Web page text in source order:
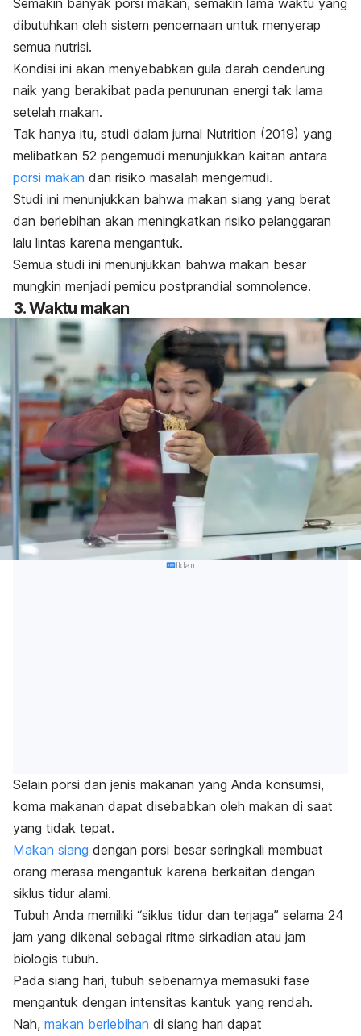
Semakin banyak porsi makan, semakin lama waktu yang
dibutuhkan oleh sistem pencernaan untuk menyerap
semua nutrisi.
Kondisi ini akan menyebabkan gula darah cenderung
naik yang berakibat pada penurunan energi tak lama
setelah makan.
Tak hanya itu, studi dalam jurnal Nutrition (2019) yang
melibatkan 52 pengemudi menunjukkan kaitan antara
porsi makan dan risiko masalah mengemudi.
Studi ini menunjukkan bahwa makan siang yang berat
dan berlebihan akan meningkatkan risiko pelanggaran
lalu lintas karena mengantuk.
Semua studi ini menunjukkan bahwa makan besar
mungkin menjadi pemicu postprandial somnolence.
3. Waktu makan
Iklan
Selain porsi dan jenis makanan yang Anda konsumsi,
koma makanan dapat disebabkan oleh makan di saat
yang tidak tepat.
Makan siang dengan porsi besar seringkali membuat
orang merasa mengantuk karena berkaitan dengan
siklus tidur alami.
Tubuh Anda memiliki “siklus tidur dan terjaga” selama 24
jam yang dikenal sebagai ritme sirkadian atau jam
biologis tubuh.
Pada siang hari, tubuh sebenarnya memasuki fase
mengantuk dengan intensitas kantuk yang rendah.
Nah, makan berlebihan di siang hari dapat